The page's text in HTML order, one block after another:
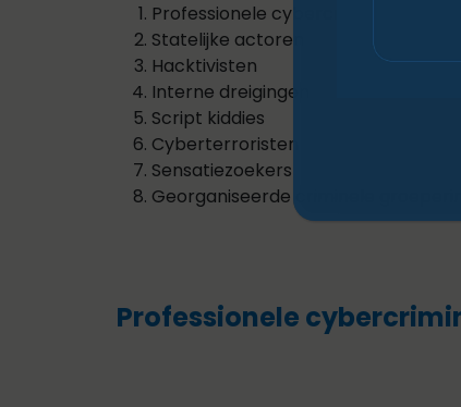
Professionele cybercriminelen
Statelijke actoren
Hacktivisten
Interne dreigingen
Script kiddies
Cyberterroristen
Sensatiezoekers
Georganiseerde criminele
Professionele